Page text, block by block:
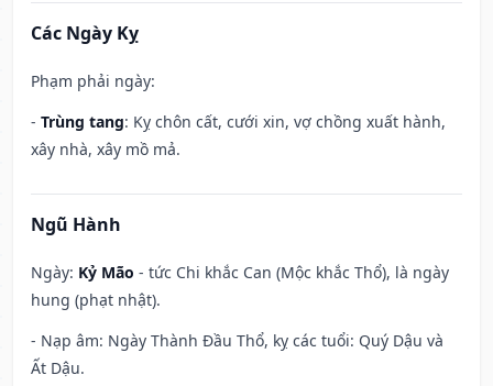
Các Ngày Kỵ
Phạm phải ngày:
- Trùng tang: Kỵ chôn cất, cưới xin, vợ chồng xuất hành,
xây nhà, xây mồ mả.
Ngũ Hành
Ngày: Kỷ Mão - tức Chi khắc Can (Mộc khắc Thổ), là ngày
hung (phạt nhật).
- Nạp âm: Ngày Thành Đầu Thổ, kỵ các tuổi: Quý Dậu và
Ất Dậu.